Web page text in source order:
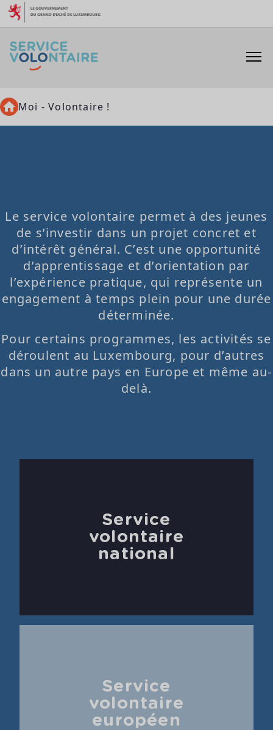
Aller au contenu
Moi - Volontaire !
Le service volontaire permet à des jeunes
de s’investir dans un projet concret et
d’intérêt général. C’est une opportunité
d’apprentissage et d’orientation par
l’expérience pratique, qui représente un
engagement à temps plein pour une durée
déterminée.
Pour certains programmes, les activités se
déroulent au Luxembourg, pour d’autres
dans un autre pays en Europe et même au-
delà.
Service
volontaire
national
Service
volontaire
européen